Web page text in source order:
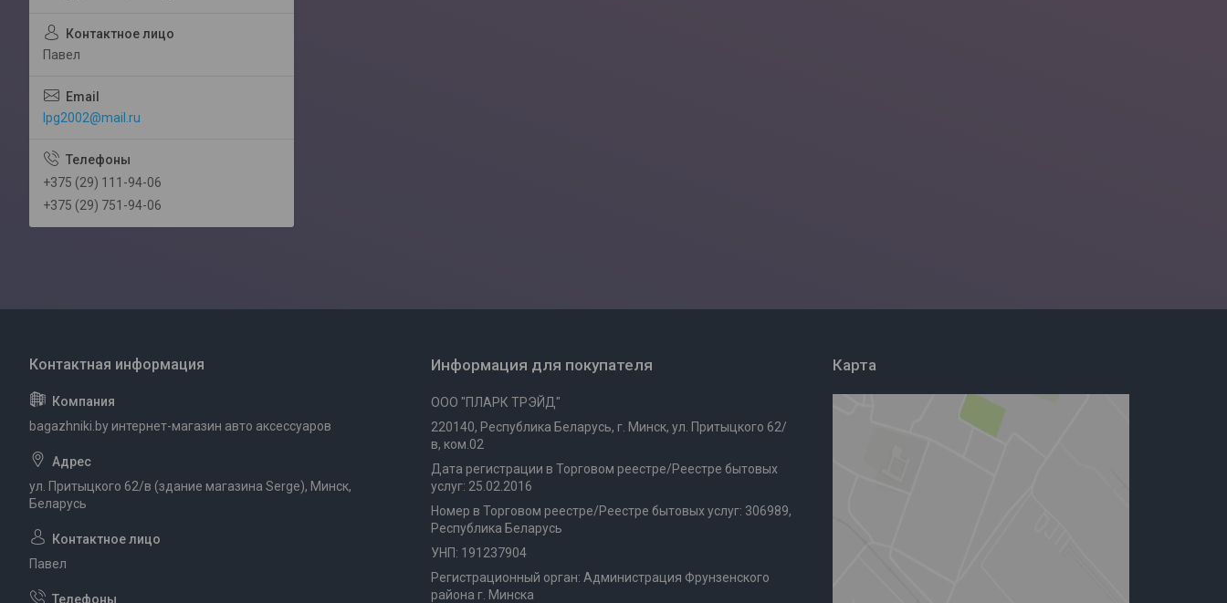
Павел
lpg2002@mail.ru
+375 (29) 111-94-06
+375 (29) 751-94-06
bagazhniki.by интернет-магазин авто аксессуаров
ул. Притыцкого 62/в (здание магазина Serge), Минск,
Беларусь
Павел
Информация для покупателя
ООО "ПЛАРК ТРЭЙД"
220140, Республика Беларусь, г. Минск, ул. Притыцкого 62/
в, ком.02
Дата регистрации в Торговом реестре/Реестре бытовых
услуг: 25.02.2016
Номер в Торговом реестре/Реестре бытовых услуг: 306989,
Республика Беларусь
УНП: 191237904
Регистрационный орган: Администрация Фрунзенского
района г. Минска
Карта